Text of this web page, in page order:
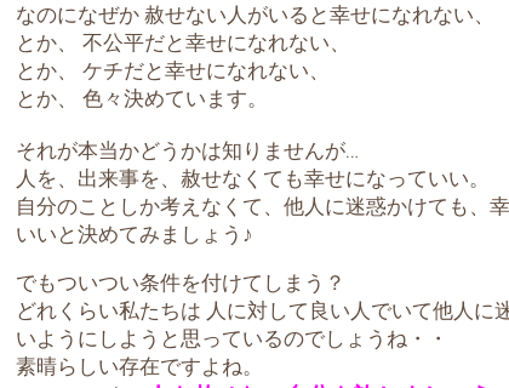
なのになぜか 赦せない人がいると幸せになれない、
とか、 不公平だと幸せになれない、
とか、 ケチだと幸せになれない、
とか、 色々決めています。
それが本当かどうかは知りませんが…
人を、出来事を、赦せなくても幸せになっていい。
自分のことしか考えなくて、他人に迷惑かけても、
いいと決めてみましょう♪
でもついつい条件を付けてしまう？
どれくらい私たちは 人に対して良い人でいて他人に
いようにしようと思っているのでしょうね・・
素晴らしい存在ですよね。